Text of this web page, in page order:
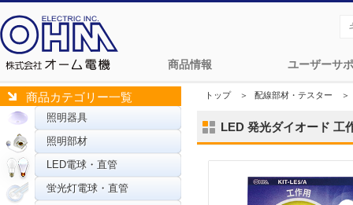
商品情報 ユーザーサ
商品カテゴリー一覧
照明器具
照明部材
LED電球・直管
蛍光灯電球・直管
トップ＞ 配線部材・テスター ＞
LED 発光ダイオード 工